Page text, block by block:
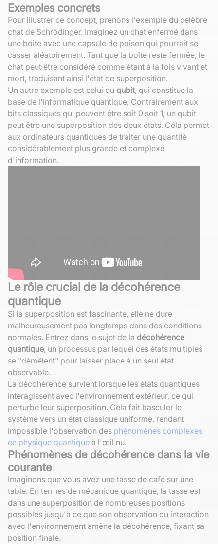
Exemples concrets
Pour illustrer ce concept, prenons l'exemple du célèbre
chat de Schrödinger. Imaginez un chat enfermé dans
une boîte avec une capsule de poison qui pourrait se
casser aléatoirement. Tant que la boîte reste fermée, le
chat peut être considéré comme étant à la fois vivant et
mort, traduisant ainsi l'état de superposition.
Un autre exemple est celui du qubit, qui constitue la
base de l'informatique quantique. Contrairement aux
bits classiques qui peuvent être soit 0 soit 1, un qubit
peut être une superposition des deux états. Cela permet
aux ordinateurs quantiques de traiter une quantité
considérablement plus grande et complexe
d'information.
Le rôle crucial de la décohérence
quantique
Si la superposition est fascinante, elle ne dure
malheureusement pas longtemps dans des conditions
normales. Entrez dans le sujet de la décohérence
quantique, un processus par lequel ces états multiples
se "démêlent" pour laisser place à un seul état
observable.
La décohérence survient lorsque les états quantiques
interagissent avec l'environnement extérieur, ce qui
perturbe leur superposition. Cela fait basculer le
système vers un état classique uniforme, rendant
impossible l'observation des phénomènes complexes
en physique quantique à l'œil nu.
Phénomènes de décohérence dans la vie
courante
Imaginons que vous avez une tasse de café sur une
table. En termes de mécanique quantique, la tasse est
dans une superposition de nombreuses positions
possibles jusqu'à ce que son observation ou interaction
avec l'environnement amène la décohérence, fixant sa
position finale.